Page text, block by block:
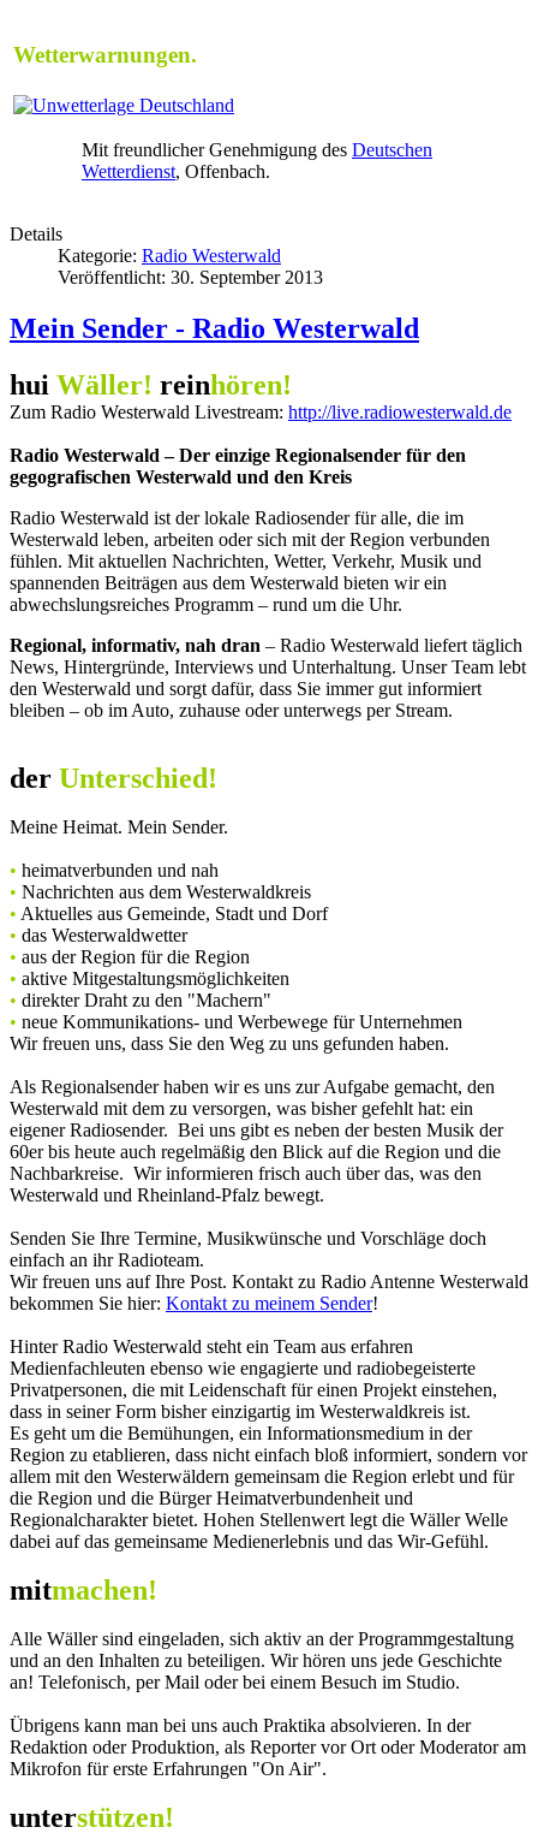
Wetterwarnungen.
Mit freundlicher Genehmigung des Deutschen
Wetterdienst, Offenbach.
Details
Kategorie: Radio Westerwald
Veröffentlicht: 30. September 2013
Mein Sender - Radio Westerwald
hui Wäller! reinhören!
Zum Radio Westerwald Livestream: http://live.radiowesterwald.de
Radio Westerwald – Der einzige Regionalsender für den
gegografischen Westerwald und den Kreis
Radio Westerwald ist der lokale Radiosender für alle, die im
Westerwald leben, arbeiten oder sich mit der Region verbunden
fühlen. Mit aktuellen Nachrichten, Wetter, Verkehr, Musik und
spannenden Beiträgen aus dem Westerwald bieten wir ein
abwechslungsreiches Programm – rund um die Uhr.
Regional, informativ, nah dran – Radio Westerwald liefert täglich
News, Hintergründe, Interviews und Unterhaltung. Unser Team lebt
den Westerwald und sorgt dafür, dass Sie immer gut informiert
bleiben – ob im Auto, zuhause oder unterwegs per Stream.
der Unterschied!
Meine Heimat. Mein Sender.
• heimatverbunden und nah
• Nachrichten aus dem Westerwaldkreis
• Aktuelles aus Gemeinde, Stadt und Dorf
• das Westerwaldwetter
• aus der Region für die Region
• aktive Mitgestaltungsmöglichkeiten
• direkter Draht zu den "Machern"
• neue Kommunikations- und Werbewege für Unternehmen
Wir freuen uns, dass Sie den Weg zu uns gefunden haben.
Als Regionalsender haben wir es uns zur Aufgabe gemacht, den
Westerwald mit dem zu versorgen, was bisher gefehlt hat: ein
eigener Radiosender. Bei uns gibt es neben der besten Musik der
60er bis heute auch regelmäßig den Blick auf die Region und die
Nachbarkreise. Wir informieren frisch auch über das, was den
Westerwald und Rheinland-Pfalz bewegt.
Senden Sie Ihre Termine, Musikwünsche und Vorschläge doch
einfach an ihr Radioteam.
Wir freuen uns auf Ihre Post. Kontakt zu Radio Antenne Westerwald
bekommen Sie hier: Kontakt zu meinem Sender!
Hinter Radio Westerwald steht ein Team aus erfahren
Medienfachleuten ebenso wie engagierte und radiobegeisterte
Privatpersonen, die mit Leidenschaft für einen Projekt einstehen,
dass in seiner Form bisher einzigartig im Westerwaldkreis ist.
Es geht um die Bemühungen, ein Informationsmedium in der
Region zu etablieren, dass nicht einfach bloß informiert, sondern vor
allem mit den Westerwäldern gemeinsam die Region erlebt und für
die Region und die Bürger Heimatverbundenheit und
Regionalcharakter bietet. Hohen Stellenwert legt die Wäller Welle
dabei auf das gemeinsame Medienerlebnis und das Wir-Gefühl.
mitmachen!
Alle Wäller sind eingeladen, sich aktiv an der Programmgestaltung
und an den Inhalten zu beteiligen. Wir hören uns jede Geschichte
an! Telefonisch, per Mail oder bei einem Besuch im Studio.
Übrigens kann man bei uns auch Praktika absolvieren. In der
Redaktion oder Produktion, als Reporter vor Ort oder Moderator am
Mikrofon für erste Erfahrungen "On Air".
unterstützen!